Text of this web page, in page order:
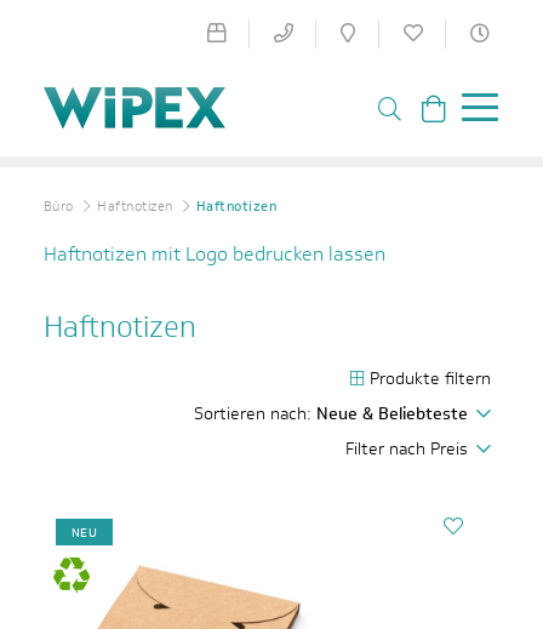
Büro Haftnotizen Haftnotizen
Haftnotizen mit Logo bedrucken lassen
Haftnotizen
Produkte filtern
Sortieren nach: Neue & Beliebteste
Filter nach Preis
NEU